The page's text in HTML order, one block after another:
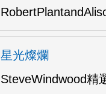
星光燦爛
SteveWindwood精